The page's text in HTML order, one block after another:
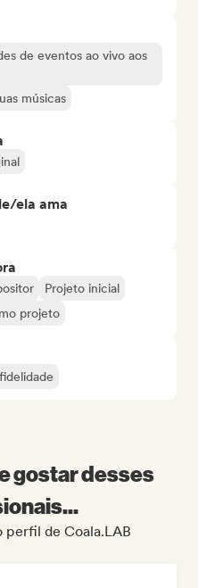
de eventos ao vivo aos
músicas
ela ama
Projeto inicial
projeto
gostar desses
perfil de Coala.LAB